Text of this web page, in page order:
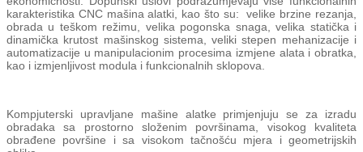
karakteristika CNC mašina alatki, kao što su: velike brzine rezanja,
obrada u teškom režimu, velika pogonska snaga, velika statička i
dinamička krutost mašinskog sistema, veliki stepen mehanizacije i
automatizacije u manipulacionim procesima izmjene alata i obratka,
kao i izmjenlјivost modula i funkcionalnih sklopova.
Kompjuterski upravlјane mašine alatke primjenjuju se za izradu
obradaka sa prostorno složenim površinama, visokog kvaliteta
obrađene površine i sa visokom tačnošću mjera i geometrijskih